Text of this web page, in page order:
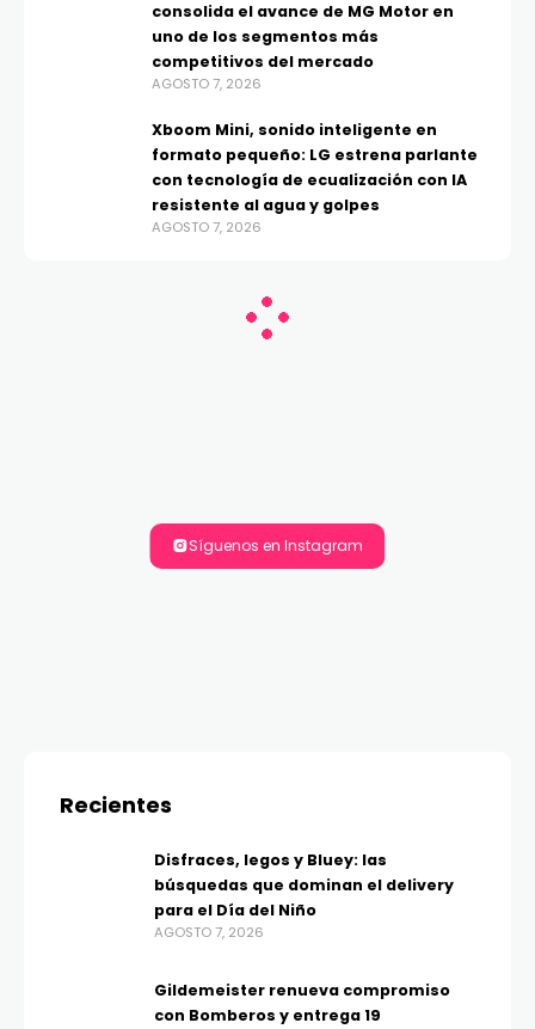
consolida el avance de MG Motor en
uno de los segmentos más
competitivos del mercado
AGOSTO 7, 2026
Xboom Mini, sonido inteligente en
formato pequeño: LG estrena parlante
con tecnología de ecualización con IA
resistente al agua y golpes
AGOSTO 7, 2026
Síguenos en Instagram
Recientes
Disfraces, legos y Bluey: las
búsquedas que dominan el delivery
para el Día del Niño
AGOSTO 7, 2026
Gildemeister renueva compromiso
con Bomberos y entrega 19